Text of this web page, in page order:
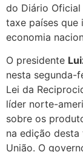
do Diário Oficial
taxe países que
economia
O presidente
nesta segunda-
Lei da
líder norte-
sobre os
na edição
União. O